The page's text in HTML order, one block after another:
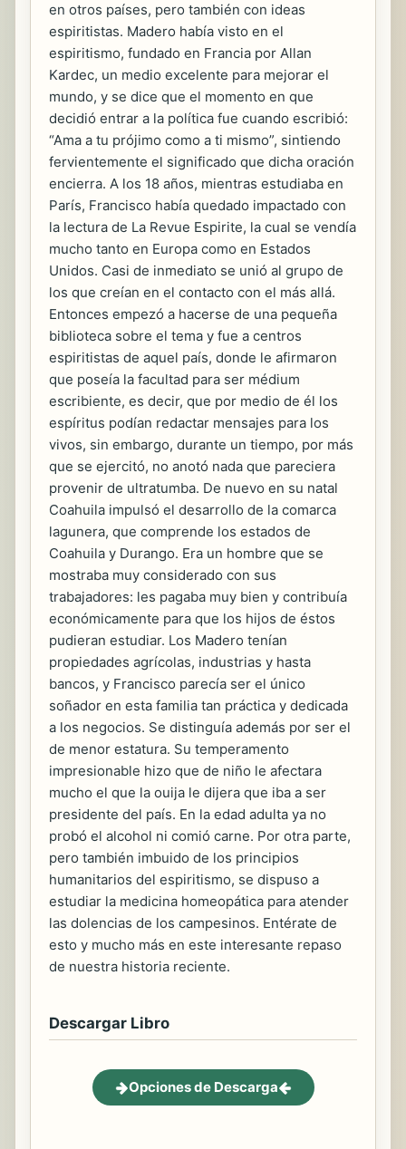
en otros países, pero también con ideas
espiritistas. Madero había visto en el
espiritismo, fundado en Francia por Allan
Kardec, un medio excelente para mejorar el
mundo, y se dice que el momento en que
decidió entrar a la política fue cuando escribió:
“Ama a tu prójimo como a ti mismo”, sintiendo
fervientemente el significado que dicha oración
encierra. A los 18 años, mientras estudiaba en
París, Francisco había quedado impactado con
la lectura de La Revue Espirite, la cual se vendía
mucho tanto en Europa como en Estados
Unidos. Casi de inmediato se unió al grupo de
los que creían en el contacto con el más allá.
Entonces empezó a hacerse de una pequeña
biblioteca sobre el tema y fue a centros
espiritistas de aquel país, donde le afirmaron
que poseía la facultad para ser médium
escribiente, es decir, que por medio de él los
espíritus podían redactar mensajes para los
vivos, sin embargo, durante un tiempo, por más
que se ejercitó, no anotó nada que pareciera
provenir de ultratumba. De nuevo en su natal
Coahuila impulsó el desarrollo de la comarca
lagunera, que comprende los estados de
Coahuila y Durango. Era un hombre que se
mostraba muy considerado con sus
trabajadores: les pagaba muy bien y contribuía
económicamente para que los hijos de éstos
pudieran estudiar. Los Madero tenían
propiedades agrícolas, industrias y hasta
bancos, y Francisco parecía ser el único
soñador en esta familia tan práctica y dedicada
a los negocios. Se distinguía además por ser el
de menor estatura. Su temperamento
impresionable hizo que de niño le afectara
mucho el que la ouija le dijera que iba a ser
presidente del país. En la edad adulta ya no
probó el alcohol ni comió carne. Por otra parte,
pero también imbuido de los principios
humanitarios del espiritismo, se dispuso a
estudiar la medicina homeopática para atender
las dolencias de los campesinos. Entérate de
esto y mucho más en este interesante repaso
de nuestra historia reciente.
Descargar Libro
Opciones de Descarga